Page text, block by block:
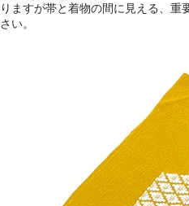
ますが帯と着物の間に見える、
い。